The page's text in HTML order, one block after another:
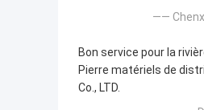
——
Bon service pour la
Pierre matériels de
Co., LTD.